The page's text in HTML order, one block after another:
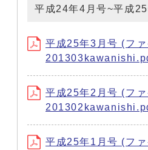
平成24年4月号~平成
平成25年3月号 (ファ
平成25年2月号 (ファ
平成25年1月号 (ファ